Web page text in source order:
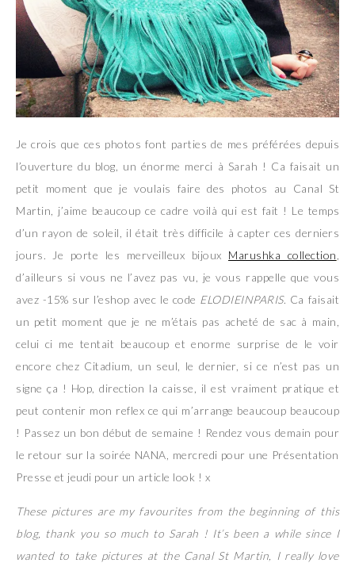
Je crois que ces photos font parties de mes préférées depuis
l’ouverture du blog, un énorme merci à Sarah ! Ca faisait un
petit moment que je voulais faire des photos au Canal St
Martin, j’aime beaucoup ce cadre voilà qui est fait ! Le temps
d’un rayon de soleil, il était très difficile à capter ces derniers
jours. Je porte les merveilleux bijoux Marushka collection
d’ailleurs si vous ne l’avez pas vu, je vous rappelle que vous
avez -15% sur l’eshop avec le code ELODIEINPARIS. Ca faisait
un petit moment que je ne m’étais pas acheté de sac à main,
celui ci me tentait beaucoup et enorme surprise de le voir
encore chez Citadium, un seul, le dernier, si ce n’est pas un
signe ça ! Hop, direction la caisse, il est vraiment pratique et
peut contenir mon reflex ce qui m’arrange beaucoup beaucoup
! Passez un bon début de semaine ! Rendez vous demain pour
le retour sur la soirée NANA, mercredi pour une Présentation
Presse et jeudi pour un article look ! x
These pictures are my favourites from the beginning of this
blog, thank you so much to Sarah ! It’s been a while since I
wanted to take pictures at the Canal St Martin, I really love